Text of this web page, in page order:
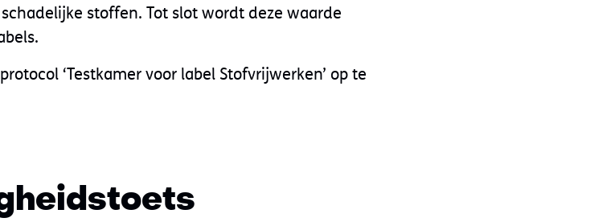
stoffen. Tot slot wordt deze waarde
‘Testkamer voor label Stofvrijwerken’ op te